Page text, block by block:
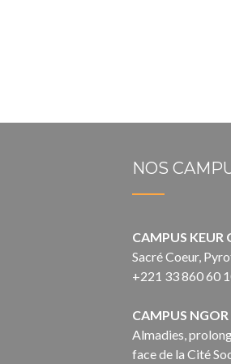
NOS
CAMPUS KEUR
Sacré Coeur,
+221 33 860 60
CAMPUS NGOR
Almadies,
face de la Cité